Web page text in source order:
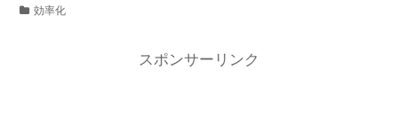
効率化
スポンサーリンク